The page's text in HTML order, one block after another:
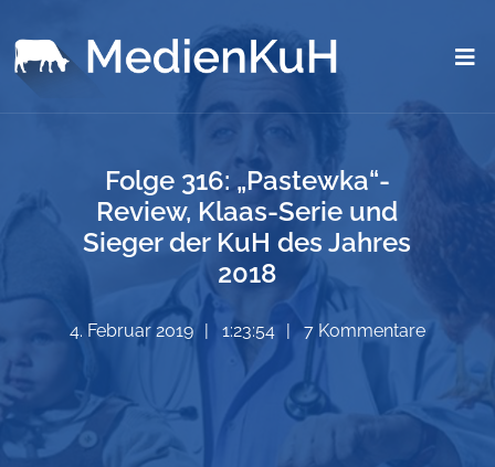
Folge 316: „Pastewka“-
Review, Klaas-Serie und
Sieger der KuH des Jahres
2018
4. Februar 2019 1:23:54 7 Kommentare